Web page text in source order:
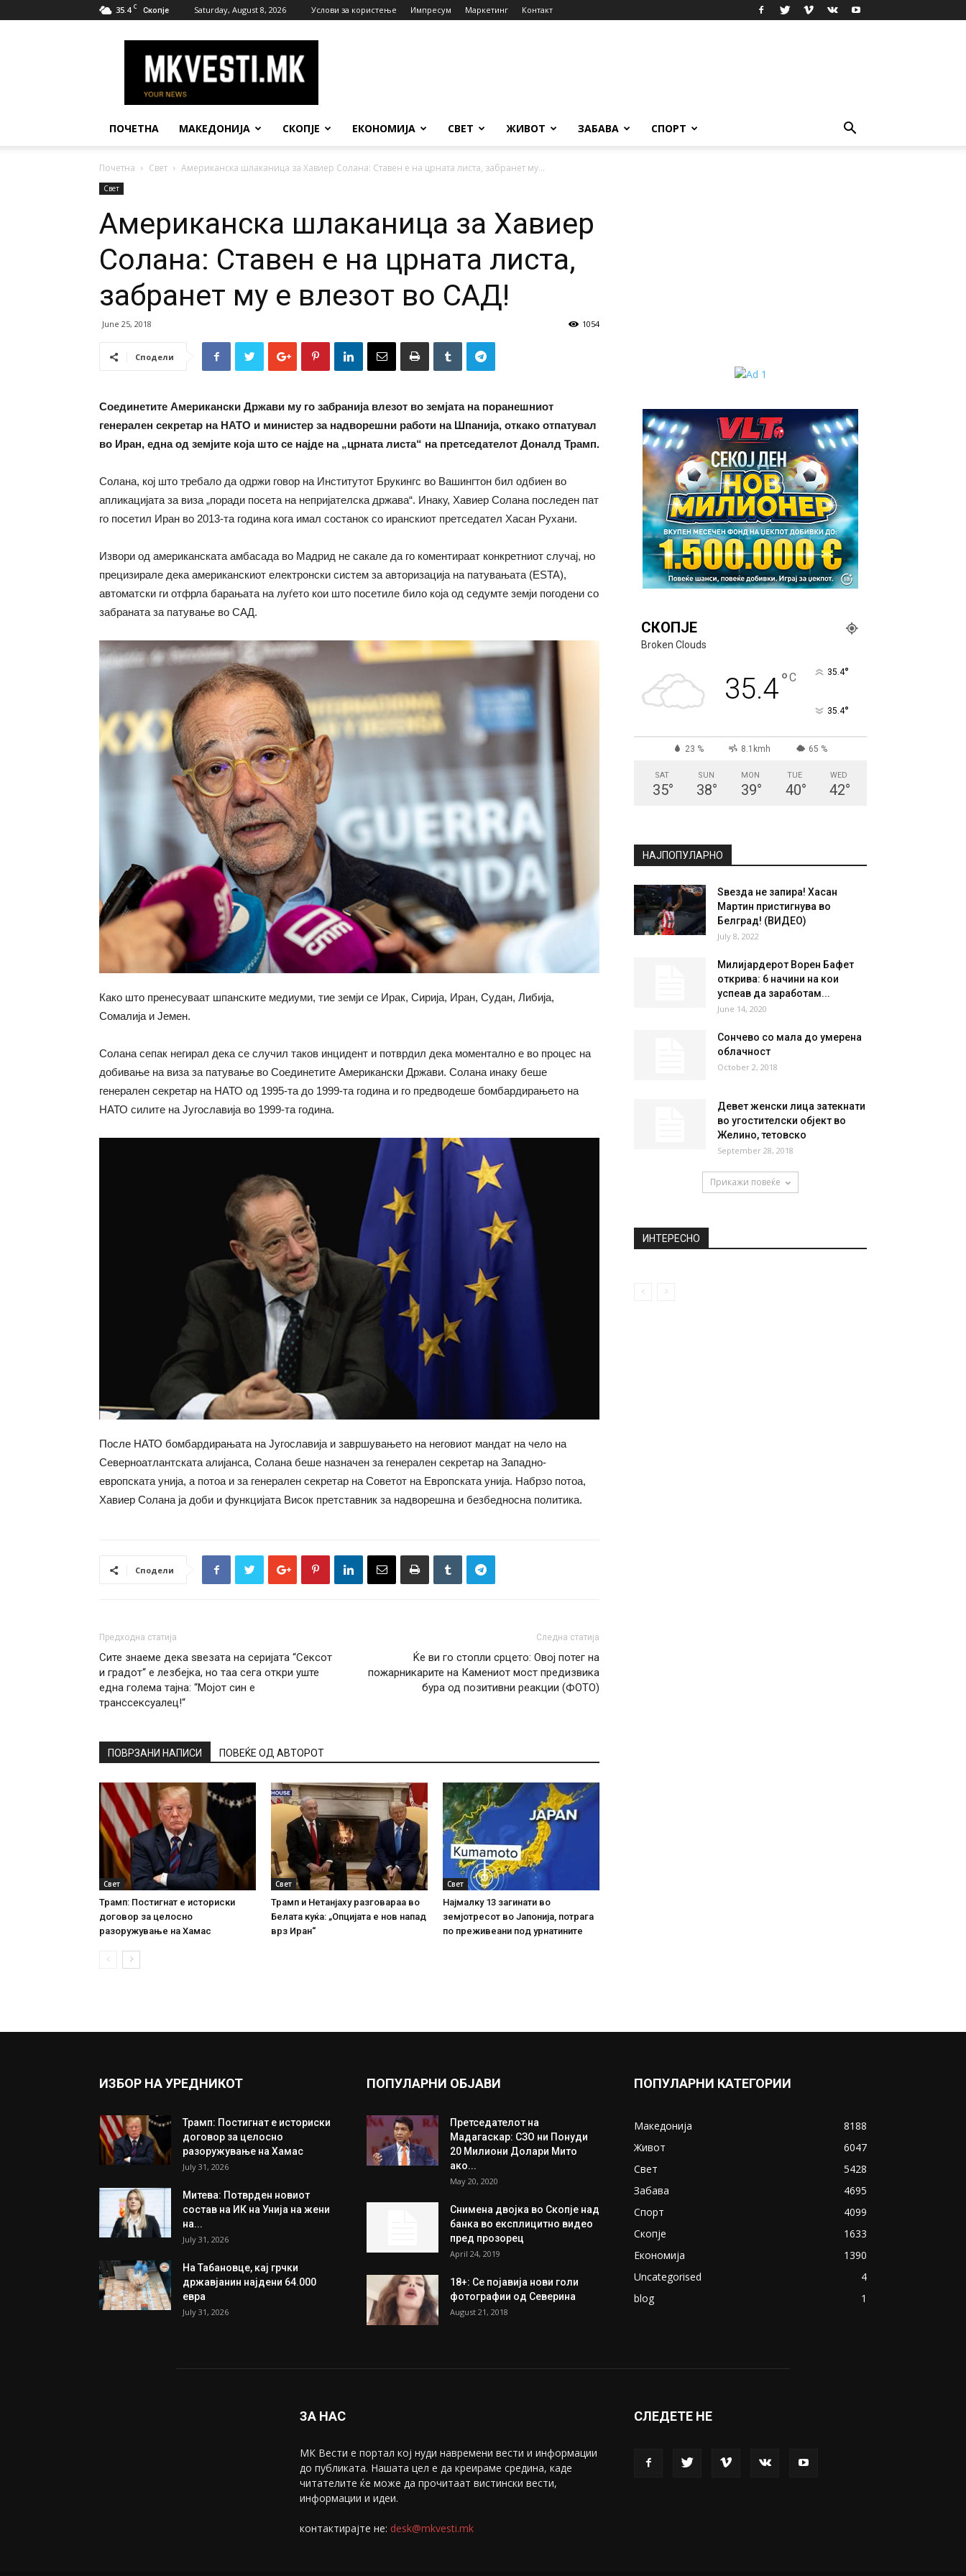
35.4 C Скопје Saturday, August 8, 2026 Услови за користење Импресум Маркетинг Контакт
Вести
ПОЧЕТНА МАКЕДОНИЈА СКОПЈЕ ЕКОНОМИЈА СВЕТ ЖИВОТ ЗАБАВА СПОРТ
Почетна Свет Американска шлаканица за Хавиер Солана: Ставен е на црната листа, забранет му...
Свет
Американска шлаканица за Хавиер
Солана: Ставен е на црната листа,
забранет му е влезот во САД!
June 25, 2018 1054
Сподели
Соединетите Американски Држави му го забранија влезот во земјата на поранешниот
генерален секретар на НАТО и министер за надворешни работи на Шпанија, откако отпатувал
во Иран, една од земјите која што се најде на „црната листа“ на претседателот Доналд Трамп.
Солана, кој што требало да одржи говор на Институтот Брукингс во Вашингтон бил одбиен во
апликацијата за виза „поради посета на непријателска држава“. Инаку, Хавиер Солана последен пат
го посетил Иран во 2013-та година кога имал состанок со иранскиот претседател Хасан Рухани.
Извори од американската амбасада во Мадрид не сакале да го коментираат конкретниот случај, но
прецизирале дека американскиот електронски систем за авторизација на патувањата (ESTA),
автоматски ги отфрла барањата на луѓето кои што посетиле било која од седумте земји погодени со
забраната за патување во САД.
Како што пренесуваат шпанските медиуми, тие земји се Ирак, Сирија, Иран, Судан, Либија,
Сомалија и Јемен.
Солана сепак негирал дека се случил таков инцидент и потврдил дека моментално е во процес на
добивање на виза за патување во Соединетите Американски Држави. Солана инаку беше
генерален секретар на НАТО од 1995-та до 1999-та година и го предводеше бомбардирањето на
НАТО силите на Југославија во 1999-та година.
После НАТО бомбардирањата на Југославија и завршувањето на неговиот мандат на чело на
Северноатлантската алијанса, Солана беше назначен за генерален секретар на Западно-
европската унија, а потоа и за генерален секретар на Советот на Европската унија. Набрзо потоа,
Хавиер Солана ја доби и функцијата Висок претставник за надворешна и безбедносна политика.
Сподели
Предходна статија
Сите знаеме дека ѕвезата на серијата “Сексот
и градот“ е лезбејка, но таа сега откри уште
една голема тајна: “Мојот син е
транссексуалец!“
Следна статија
Ќе ви го стопли срцето: Овој потег на
пожарникарите на Камениот мост предизвика
бура од позитивни реакции (ФОТО)
ПОВРЗАНИ НАПИСИ ПОВЕЌЕ ОД АВТОРОТ
Свет
Трамп: Постигнат е историски
договор за целосно
разоружување на Хамас
Свет
Трамп и Нетанјаху разговараа во
Белата куќа: „Опцијата е нов напад
врз Иран“
Свет
Најмалку 13 загинати во
земјотресот во Јапонија, потрага
по преживеани под урнатините
СКОПЈЕ
35.4
23 % 8.1kmh
39° 40° 42°
Мартин пристигнува во
July 8, 2022
Милијардерот Ворен Бафет
открива: 6 начини на кои
ИЗБОР НА УРЕДНИКОТ
Трамп: Постигнат е историски
договор за целосно
разоружување на Хамас
July 31, 2026
Митева: Потврден новиот
состав на ИК на Унија на жени
на...
July 31, 2026
На Табановце, кај грчки
државјанин најдени 64.000
евра
July 31, 2026
ПОПУЛАРНИ ОБЈАВИ
Претседателот на
Мадагаскар: СЗО ни Понуди
20 Милиони Долари Мито
ако...
May 20, 2020
Снимена двојка во Скопје над
банка во експлицитно видео
пред прозорец
April 24, 2019
18+: Се појавија нови голи
фотографии од Северина
August 21, 2018
ПОПУЛАРНИ КАТЕГОРИИ
Македонија
8188
Живот
6047
Свет
5428
Забава
4695
Спорт
4099
Скопје
1633
Економија
1390
Uncategorised
4
blog
1
ЗА НАС
МК Вести е портал коj нуди навремени вести и информации
до публиката. Нашата цел е да креираме средина, каде
читателите ќе може да прочитаат вистински вести,
информации и идеи.
контактирајте не: desk@mkvesti.mk
СЛЕДЕТЕ НЕ